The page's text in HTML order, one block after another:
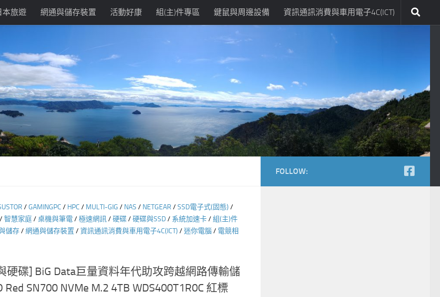
本旅遊 網通與儲存裝置 活動好康 組(主)件專區 鍵鼠與周邊設備 資訊通訊消費與車用電子4C(ICT)
/GAMINGPC / HPC / MULTI-GIG / NAS / NETGEAR /SSD電子式(固態) /
/智慧家庭/桌機與筆電/極速網訊/硬碟/硬碟與SSD/ 系統加速卡/組(主)件
儲存/網通與儲存裝置 /資訊通訊消費與車用電子4C(ICT) /迷你電腦/ 電競相
硬碟] BiG Data巨量資料年代助攻跨越網路傳輸儲
SN700 NVMe M.2 4TB WDS400T1R0C 紅標
FOLLOW: